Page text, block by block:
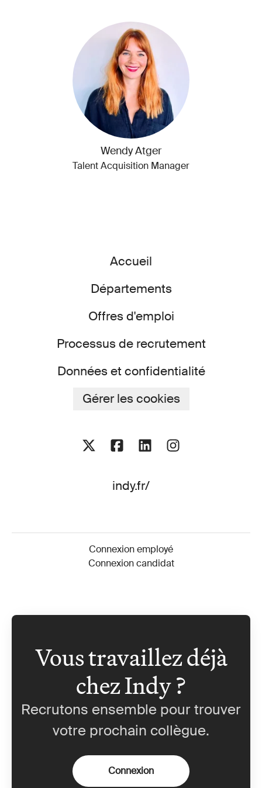
Wendy Atger
Talent Acquisition Manager
Accueil
Départements
Offres d'emploi
Processus de recrutement
Données et confidentialité
Gérer les cookies
indy.fr/
Connexion employé
Connexion candidat
Vous travaillez déjà
chez Indy ?
Recrutons ensemble pour trouver
votre prochain collègue.
Connexion